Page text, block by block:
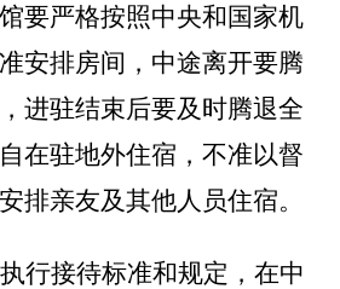
要严格按照中央和国家机
安排房间，中途离开要腾
进驻结束后要及时腾退全
在驻地外住宿，不准以督
排亲友及其他人员住宿。
行接待标准和规定，在中